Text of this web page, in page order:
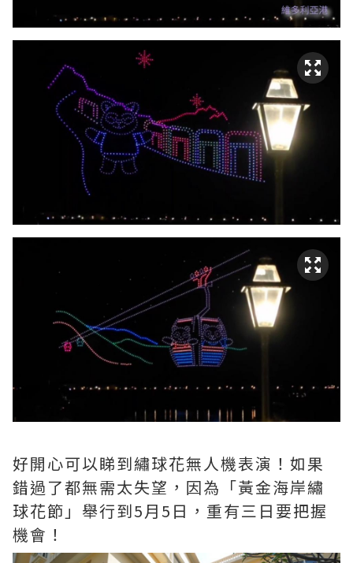
好開心可以睇到繡球花無人機表演！如果
錯過了都無需太失望，因為「黃金海岸繡
球花節」舉行到5月5日，重有三日要把握
機會！